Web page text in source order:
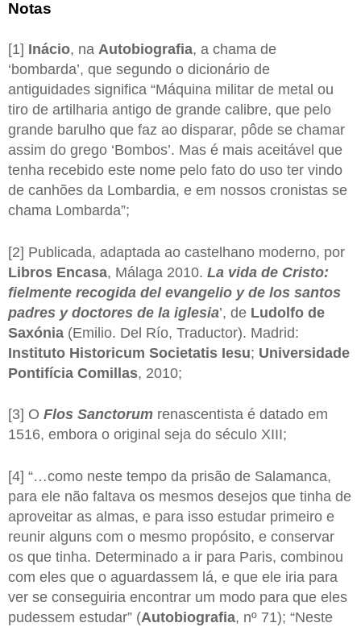
Notas
[1] Inácio, na Autobiografia, a chama de
‘bombarda’, que segundo o dicionário de
antiguidades significa “Máquina militar de metal ou
tiro de artilharia antigo de grande calibre, que pelo
grande barulho que faz ao disparar, pôde se chamar
assim do grego ‘Bombos’. Mas é mais aceitável que
tenha recebido este nome pelo fato do uso ter vindo
de canhões da Lombardia, e em nossos cronistas se
chama Lombarda”;
[2] Publicada, adaptada ao castelhano moderno, por
Libros Encasa, Málaga 2010. La vida de Cristo:
fielmente recogida del evangelio y de los santos
padres y doctores de la iglesia’, de Ludolfo de
Saxónia (Emilio. Del Río, Traductor). Madrid:
Instituto Historicum Societatis Iesu; Universidade
Pontifícia Comillas, 2010;
[3] O Flos Sanctorum renascentista é datado em
1516, embora o original seja do século XIII;
[4] “…como neste tempo da prisão de Salamanca,
para ele não faltava os mesmos desejos que tinha de
aproveitar as almas, e para isso estudar primeiro e
reunir alguns com o mesmo propósito, e conservar
os que tinha. Determinado a ir para Paris, combinou
com eles que o aguardassem lá, e que ele iria para
ver se conseguiria encontrar um modo para que eles
pudessem estudar” (Autobiografia, nº 71); “Neste